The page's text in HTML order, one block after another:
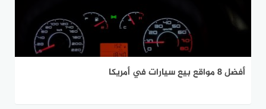
أفضل 8 مواقع بيع سيارات في أمريكا